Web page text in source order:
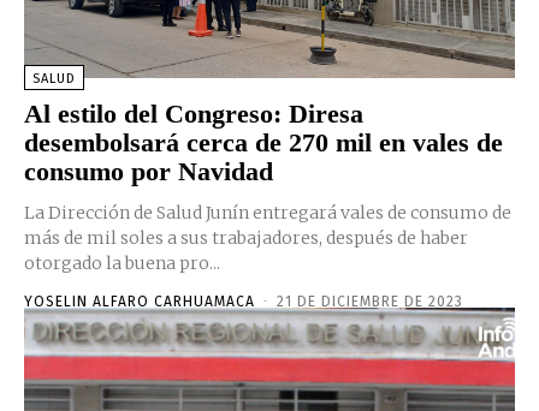
SALUD
Al estilo del Congreso: Diresa
desembolsará cerca de 270 mil en vales de
consumo por Navidad
La Dirección de Salud Junín entregará vales de consumo de
más de mil soles a sus trabajadores, después de haber
otorgado la buena pro...
YOSELIN ALFARO CARHUAMACA - 21 DE DICIEMBRE DE 2023